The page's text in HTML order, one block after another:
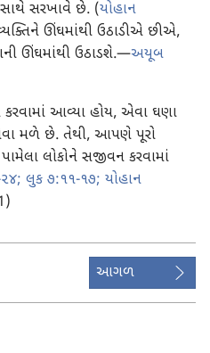
સરખાવે છે. (યોહાન
ઊંઘમાંથી ઉઠાડીએ છીએ,
ઊંઘમાંથી ઉઠાડશે.—અયૂબ
આવ્યા હોય, એવા ઘણા
મળે છે. તેથી, આપણે પૂરો
લોકોને સજીવન કરવામાં
લુક ૭:૧૧-૧૭; યોહાન
આગળ